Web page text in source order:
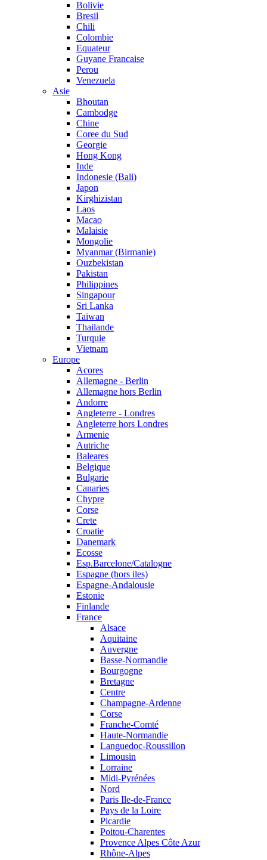
Bolivie
Bresil
Chili
Colombie
Equateur
Guyane Francaise
Perou
Venezuela
Asie
Bhoutan
Cambodge
Chine
Coree du Sud
Georgie
Hong Kong
Inde
Indonesie (Bali)
Japon
Kirghizistan
Laos
Macao
Malaisie
Mongolie
Myanmar (Birmanie)
Ouzbekistan
Pakistan
Philippines
Singapour
Sri Lanka
Taiwan
Thailande
Turquie
Vietnam
Europe
Acores
Allemagne - Berlin
Allemagne hors Berlin
Andorre
Angleterre - Londres
Angleterre hors Londres
Armenie
Autriche
Baleares
Belgique
Bulgarie
Canaries
Chypre
Corse
Crete
Croatie
Danemark
Ecosse
Esp.Barcelone/Catalogne
Espagne (hors iles)
Espagne-Andalousie
Estonie
Finlande
France
Alsace
Aquitaine
Auvergne
Basse-Normandie
Bourgogne
Bretagne
Centre
Champagne-Ardenne
Corse
Franche-Comté
Haute-Normandie
Languedoc-Roussillon
Limousin
Lorraine
Midi-Pyrénées
Nord
Paris Ile-de-France
Pays de la Loire
Picardie
Poitou-Charentes
Provence Alpes Côte Azur
Rhône-Alpes